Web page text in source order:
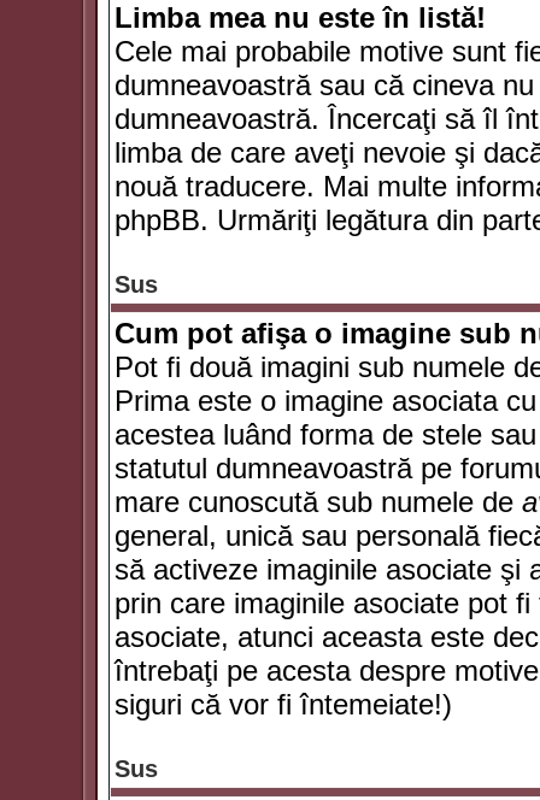
Limba mea nu este în listă!
Cele mai probabile motive sunt
dumneavoastră sau că cineva
dumneavoastră. Încercaţi să îl
limba de care aveţi nevoie şi
nouă traducere. Mai multe
phpBB. Urmăriţi legătura din
Sus
Cum pot afişa o imagine sub
Pot fi două imagini sub numele
Prima este o imagine asociata
acestea luând forma de stele
statutul dumneavoastră pe
mare cunoscută sub numele de
general, unică sau personală
să activeze imaginile asociate şi
prin care imaginile asociate pot
asociate, atunci aceasta este
întrebaţi pe acesta despre
siguri că vor fi întemeiate!)
Sus